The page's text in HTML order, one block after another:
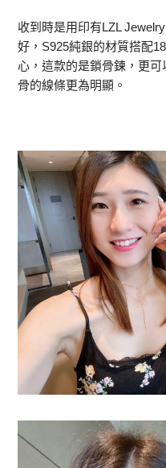
收到時是用印有LZL
好，S925純銀的材質搭配
心，這款的是鎖骨鍊，更
骨的線條更為明顯。